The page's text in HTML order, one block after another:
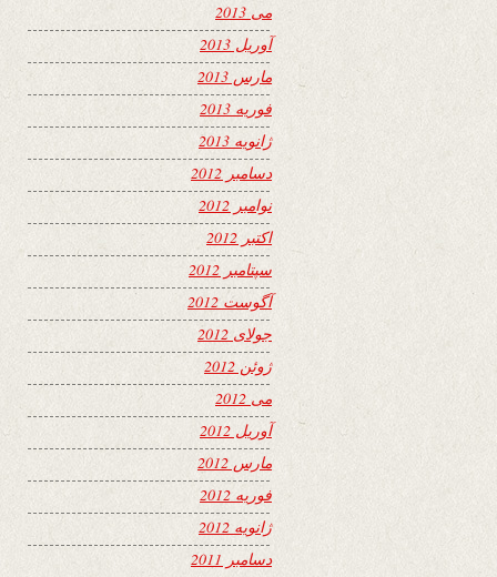
می 2013
آوریل 2013
مارس 2013
فوریه 2013
ژانویه 2013
دسامبر 2012
نوامبر 2012
اکتبر 2012
سپتامبر 2012
آگوست 2012
جولای 2012
ژوئن 2012
می 2012
آوریل 2012
مارس 2012
فوریه 2012
ژانویه 2012
دسامبر 2011